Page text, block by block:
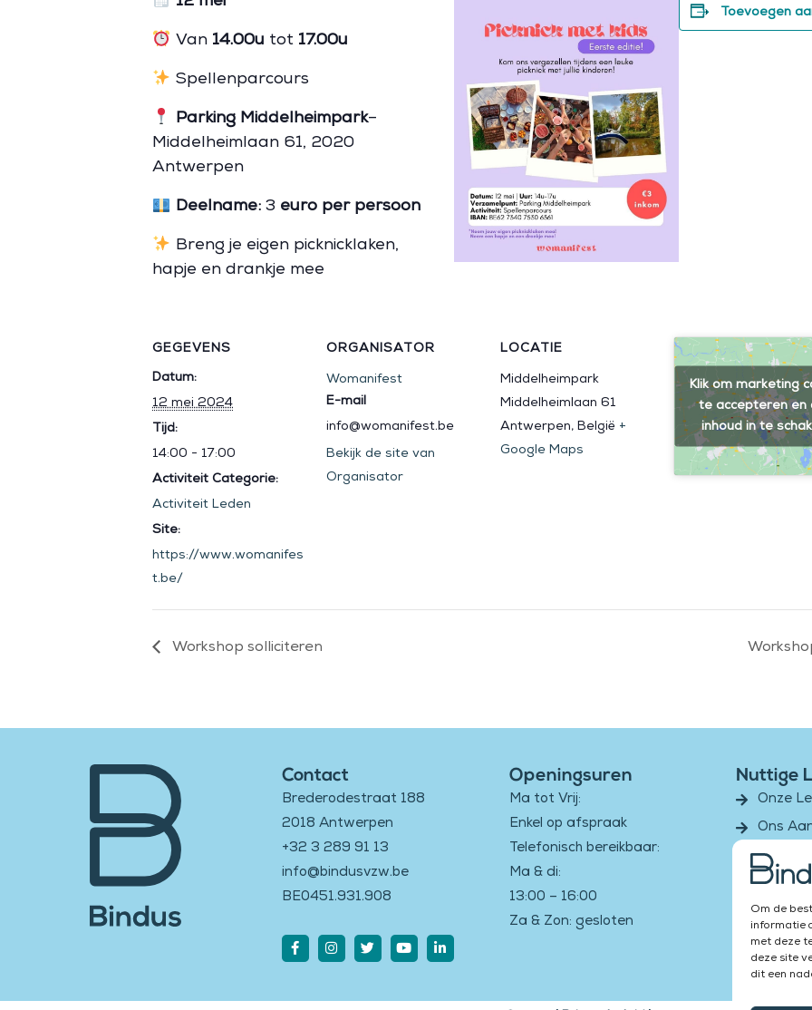
Om de
informatie
met deze
deze site
dit een
Van 14.00u tot 17.00u
Spellenparcours
Parking Middelheimpark–
Middelheimlaan 61, 2020
Antwerpen
Deelname: 3euro per persoon
Breng je eigen picknicklaken,
hapje en drankje mee
Toevoegen
GEGEVENS
Datum:
12 mei 2024
Tijd:
14:00 - 17:00
Activiteit Categorie:
Activiteit Leden
Site:
https://www.womanifes
t.be/
ORGANISATOR
Womanifest
E-mail
info@womanifest.be
Bekijk de site van
Organisator
LOCATIE
Middelheimpark
Middelheimlaan 61
Antwerpen, België +
Google Maps
Klik om marketing
te accepteren en
inhoud in te
Workshop solliciteren
Contact
Brederodestraat 188
2018 Antwerpen
+32 3 289 91 13
info@bindusvzw.be
BE0451.931.908
Facebook-
f
Instagram
TwitterYoutubeLinkedin-
in
Openingsuren
Ma tot Vrij:
Enkel op afspraak
Telefonisch bereikbaar:
Ma & di:
13:00 – 16:00
Za & Zon: gesloten
Nuttige
Onze
Ons
Bindus